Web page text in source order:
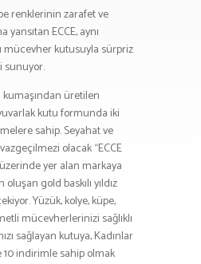
renklerinin zarafet ve
yansıtan ECCE, aynı
mücevher kutusuyla sürpriz
sunuyor.
üretilen
kutu formunda iki
sahip. Seyahat ve
olacak “ECCE
yer alan markaya
gold baskılı yıldız
Yüzük, kolye, küpe,
mücevherlerinizi sağlıklı
sağlayan kutuya, Kadınlar
10 indirimle sahip olmak